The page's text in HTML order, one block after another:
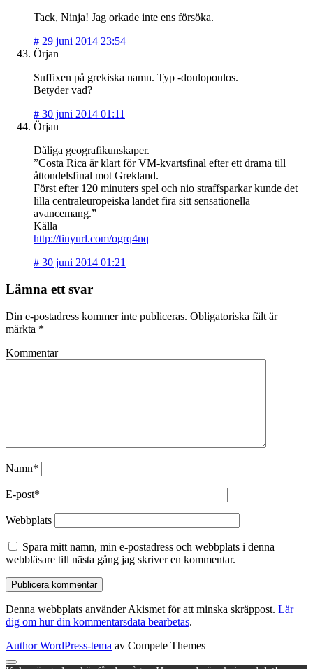
Tack, Ninja! Jag orkade inte ens försöka.
# 29 juni 2014 23:54
Örjan
Suffixen på grekiska namn. Typ -doulopoulos.
Betyder vad?
# 30 juni 2014 01:11
Örjan
Dåliga geografikunskaper.
”Costa Rica är klart för VM-kvartsfinal efter ett drama till
åttondelsfinal mot Grekland.
Först efter 120 minuters spel och nio straffsparkar kunde det
lilla centraleuropeiska landet fira sitt sensationella
avancemang.”
Källa
http://tinyurl.com/ogrq4nq
# 30 juni 2014 01:21
Lämna ett svar
Din e-postadress kommer inte publiceras. Obligatoriska fält är
märkta *
Kommentar
Namn*
E-post*
Webbplats
Spara mitt namn, min e-postadress och webbplats i denna
webbläsare till nästa gång jag skriver en kommentar.
Denna webbplats använder Akismet för att minska skräppost. Lär
dig om hur din kommentarsdata bearbetas.
Author WordPress-tema av Compete Themes
Rulla